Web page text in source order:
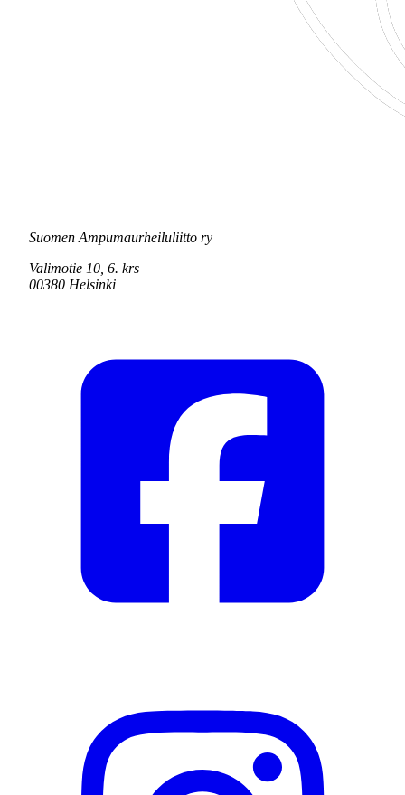
Suomen Ampumaurheiluliitto ry
Valimotie 10, 6. krs
00380 Helsinki